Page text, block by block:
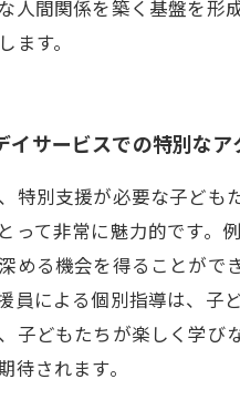
人間関係を築く基盤を
す。
サービスでの特別なア
特別支援が必要な子ど
って非常に魅力的です
める機会を得ることが
員による個別指導は、
子どもたちが楽しく学
されます。